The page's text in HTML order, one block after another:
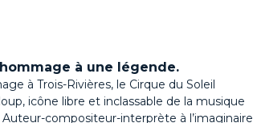
à une légende.
à Trois-Rivières, le Cirque du Soleil
icône libre et inclassable de la musique
compositeur-interprète à l’imaginaire